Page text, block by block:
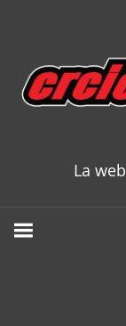
content
La